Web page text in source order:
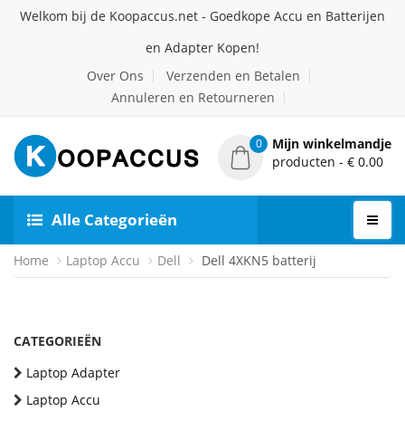
Welkom bij de Koopaccus.net - Goedkope Accu en Batterijen
en Adapter Kopen!
Over Ons
Verzenden en Betalen
Annuleren en Retourneren
0
Mijn winkelmandje
producten - € 0.00
Alle Categorieën
Home Laptop Accu Dell Dell 4XKN5 batterij
CATEGORIEËN
Laptop Adapter
Laptop Accu